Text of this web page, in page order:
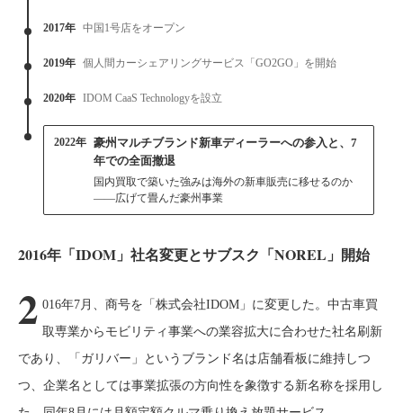
2017年 中国1号店をオープン
2019年 個人間カーシェアリングサービス「GO2GO」を開始
2020年 IDOM CaaS Technologyを設立
2022年 豪州マルチブランド新車ディーラーへの参入と、7
年での全面撤退
国内買取で築いた強みは海外の新車販売に移せるのか
——広げて畳んだ豪州事業
2016年「IDOM」社名変更とサブスク「NOREL」開始
2 016年7月、商号を「株式会社IDOM」に変更した。中古車買
取専業からモビリティ事業への業容拡大に合わせた社名刷新
であり、「ガリバー」というブランド名は店舗看板に維持しつ
つ、企業名としては事業拡張の方向性を象徴する新名称を採用し